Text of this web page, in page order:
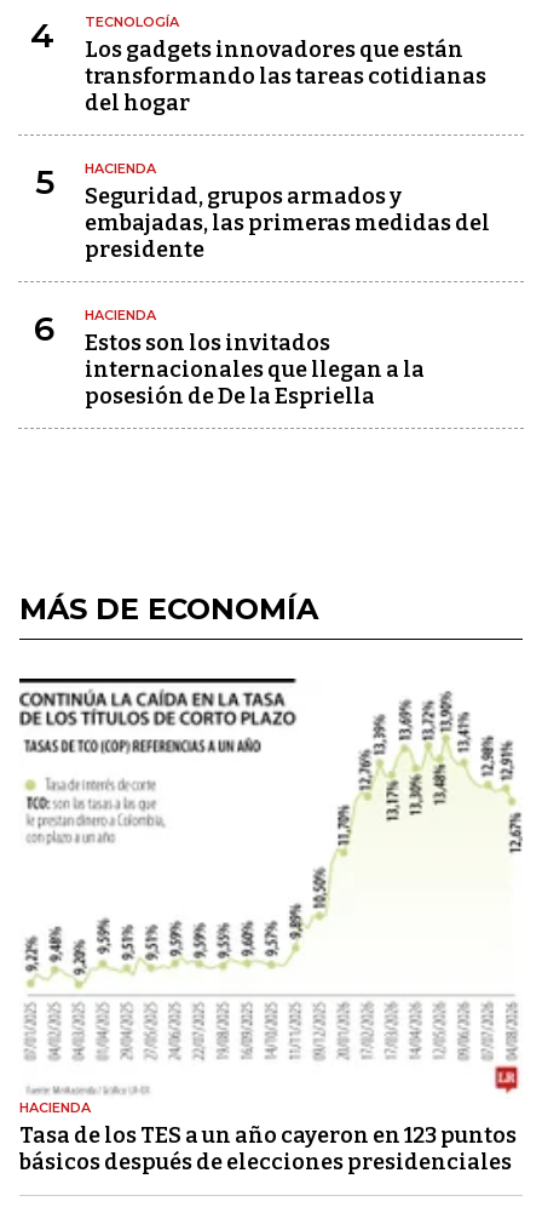
4 TECNOLOGÍA
Los gadgets innovadores que están
transformando las tareas cotidianas
del hogar
5 HACIENDA
Seguridad, grupos armados y
embajadas, las primeras medidas del
presidente
6 HACIENDA
Estos son los invitados
internacionales que llegan a la
posesión de De la Espriella
MÁS DE ECONOMÍA
HACIENDA
Tasa de los TES a un año cayeron en 123 puntos
básicos después de elecciones presidenciales